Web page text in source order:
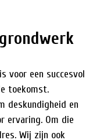
voor een succesvol
toekomst.
deskundigheid en
ervaring. Om die
Wij zijn ook